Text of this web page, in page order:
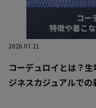
2026.07.21
コーデュロイとは？
ジネスカジュアルで